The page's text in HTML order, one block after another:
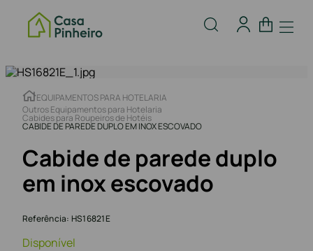
EQUIPAMENTOS PARA HOTELARIA
Outros Equipamentos para Hotelaria
Cabides para Roupeiros de Hotéis
CABIDE DE PAREDE DUPLO EM INOX ESCOVADO
Cabide de parede duplo
em inox escovado
Referência: HS16821E
Disponível